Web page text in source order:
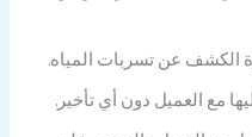
الكشف عن تسربات المياه.
مع العميل دون أي تأخير.